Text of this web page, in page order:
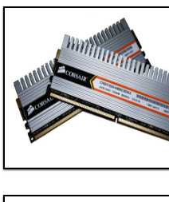
Giá: 7,000,000 VND
Xem chi tiết
Đặt hàng
Thanh toán ngay